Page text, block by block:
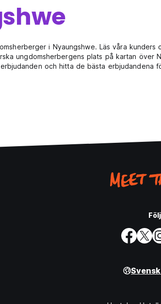
i Nyaungshwe. Läs våra
ungdomsherbergens plats på kartan
och hitta de bästa erbjudandena